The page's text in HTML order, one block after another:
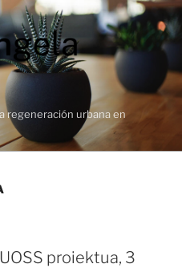
regeneración urbana en
proiektua, 3